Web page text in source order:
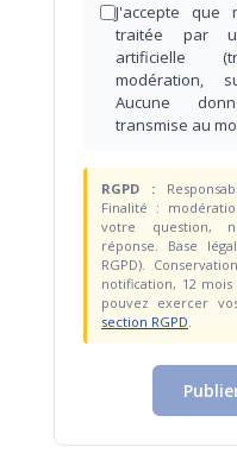
J'accepte que
traitée par
artificielle
modération,
Aucune
transmise au
RGPD :
Finalité :
votre question,
réponse. Base
RGPD).
notification, 12
pouvez exercer
section RGPD.